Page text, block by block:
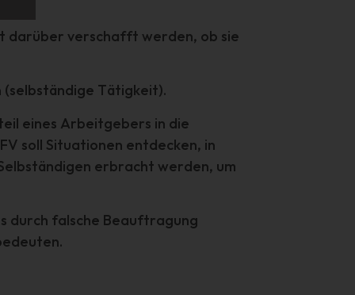
darüber verschafft werden, ob sie
Tätigkeit).
eines Arbeitgebers in die
soll Situationen entdecken, in
erbracht werden, um
durch falsche Beauftragung